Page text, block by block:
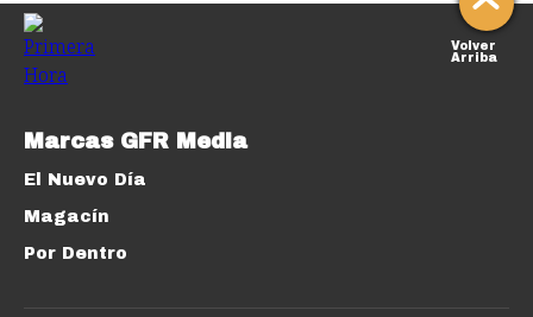
Volver
Arriba
Marcas GFR Media
El Nuevo Día
Magacín
Por Dentro